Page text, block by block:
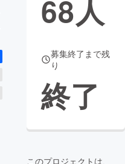
68人
募集終了まで残
り
終了
このプロジェクトは、